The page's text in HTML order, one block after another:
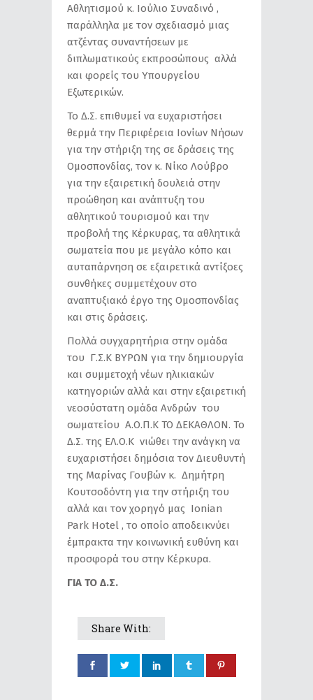
Αθλητισμού κ. Ιούλιο Συναδινό ,
παράλληλα με τον σχεδιασμό μιας
ατζέντας συναντήσεων με
διπλωματικούς εκπροσώπους αλλά
και φορείς του Υπουργείου
Εξωτερικών.
Το Δ.Σ. επιθυμεί να ευχαριστήσει
θερμά την Περιφέρεια Ιονίων Νήσων
για την στήριξη της σε δράσεις της
Ομοσπονδίας, τον κ. Νίκο Λούβρο
για την εξαιρετική δουλειά στην
προώθηση και ανάπτυξη του
αθλητικού τουρισμού και την
προβολή της Κέρκυρας, τα αθλητικά
σωματεία που με μεγάλο κόπο και
αυταπάρνηση σε εξαιρετικά αντίξοες
συνθήκες συμμετέχουν στο
αναπτυξιακό έργο της Ομοσπονδίας
και στις δράσεις.
Πολλά συγχαρητήρια στην ομάδα
του Γ.Σ.Κ ΒΥΡΩΝ για την δημιουργία
και συμμετοχή νέων ηλικιακών
κατηγοριών αλλά και στην εξαιρετική
νεοσύστατη ομάδα Ανδρών του
σωματείου Α.Ο.Π.Κ ΤΟ ΔΕΚΑΘΛΟΝ. Το
Δ.Σ. της ΕΛ.Ο.Κ νιώθει την ανάγκη να
ευχαριστήσει δημόσια τον Διευθυντή
της Μαρίνας Γουβών κ. Δημήτρη
Κουτσοδόντη για την στήριξη του
αλλά και τον χορηγό μας Ιοnian
Park Hotel , το οποίο αποδεικνύει
έμπρακτα την κοινωνική ευθύνη και
προσφορά του στην Κέρκυρα.
ΓΙΑ ΤΟ Δ.Σ.
Share With: